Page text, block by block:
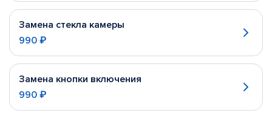
Замена стекла камеры
990 ₽
Замена кнопки включения
990 ₽